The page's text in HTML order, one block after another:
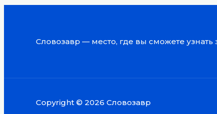
Словозавр — место, где вы сможете
Copyright © 2026 Словозавр